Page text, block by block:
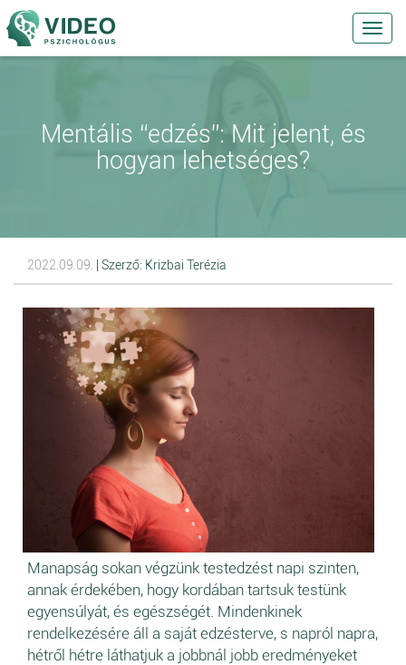
Mentális “edzés”: Mit jelent, és
hogyan lehetséges?
2022.09.09. | Szerző: Krizbai Terézia
Manapság sokan végzünk testedzést napi szinten,
annak érdekében, hogy kordában tartsuk testünk
egyensúlyát, és egészségét. Mindenkinek
rendelkezésére áll a saját edzésterve, s napról napra,
hétről hétre láthatjuk a jobbnál jobb eredményeket